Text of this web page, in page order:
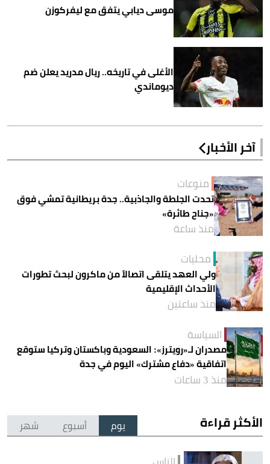
موسى ديابي يتفق مع ليفركوزن
الأغلى في تاريخه.. ريال مدريد يعلن ضم
ديوماندي
آخر الأخبار
منوعات
تحدت الجلطة والجاذبية.. جدة بريطانية تمشي فوق
«جناح طائرة»
منذ ساعة
محليات
ولي العهد يتلقى اتصالاً من ماكرون لبحث تطورات
الأحداث الإقليمية
منذ ساعتين
السياسة
مصدران لـ«رويترز»: السعودية وباكستان وتركيا ستوقع
اتفاقية «دفاع مشترك» اليوم في جدة
منذ 3 ساعات
الأكثر قراءة يوم أسبوع شهر